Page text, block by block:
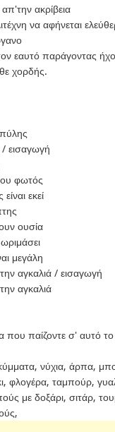
ακρίβεια
να αφήνεται
εαυτό παράγοντας
χορδής.
εισαγωγή
φωτός
εκεί
ουσία
μεγάλη
αγκαλιά / εισαγωγή
αγκαλιά
που παίζοντε σ' αυτό το
νύχια, άρπα,
φλογέρα, ταμπούρ,
με δοξάρι, σιτάρ,